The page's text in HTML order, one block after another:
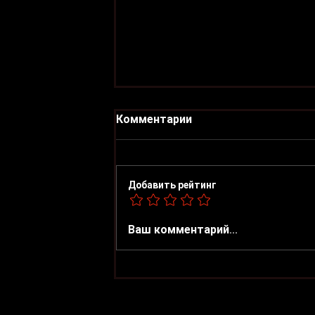
Замена масла в
дизельном моторе Renault
К9К 1.5dci, F9Q 1.9dci, M9R
Комментарии
Добавить рейтинг
Ваш комментарий...